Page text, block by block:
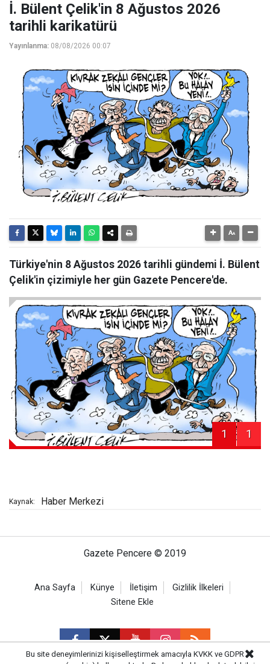
İ. Bülent Çelik'in 8 Ağustos 2026
tarihli karikatürü
Yayınlanma: 08/08/2026 00:07
Türkiye'nin 8 Ağustos 2026 tarihli gündemi İ. Bülent
Çelik'in çizimiyle her gün Gazete Pencere'de.
1 1
Kaynak: Haber Merkezi
Gazete Pencere © 2019
Ana Sayfa Künye İletişim
Gizlilik İlkeleri
Sitene Ekle
Bu site deneyimlerinizi kişiselleştirmek amacıyla KVKK ve GDPR